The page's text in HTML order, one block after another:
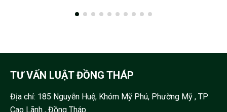
TƯ VẤN LUẬT ĐỒNG THÁP
Địa chỉ: 185 Nguyễn Huệ, Khóm Mỹ Phú, Phường Mỹ , TP
Cao Lãnh , Đồng Tháp